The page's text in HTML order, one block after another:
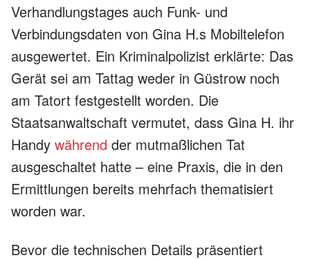
Verhandlungstages auch Funk- und
Verbindungsdaten von Gina H.s Mobiltelefon
ausgewertet. Ein Kriminalpolizist erklärte: Das
Gerät sei am Tattag weder in Güstrow noch
am Tatort festgestellt worden. Die
Staatsanwaltschaft vermutet, dass Gina H. ihr
Handy während der mutmaßlichen Tat
ausgeschaltet hatte – eine Praxis, die in den
Ermittlungen bereits mehrfach thematisiert
worden war.
Bevor die technischen Details präsentiert